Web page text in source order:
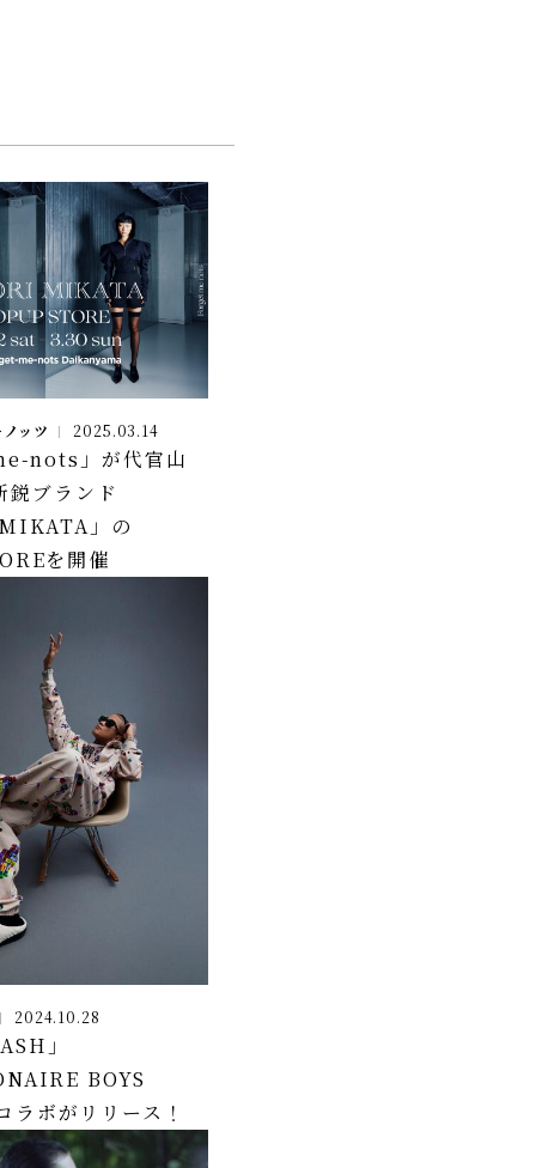
ッツ 2025.03.14
nots」が代官山
鋭ブランド
」の
を開催
2024.10.28
」
BOYS
ボがリリース！